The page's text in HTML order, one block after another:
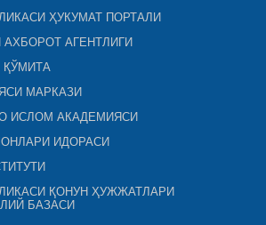
ҲУКУМАТ ПОРТАЛИ
АГЕНТЛИГИ
МАРКАЗИ
ИСЛОМ АКАДЕМИЯСИ
ИДОРАСИ
ҚОНУН ҲУЖЖАТЛАРИ
БАЗАСИ